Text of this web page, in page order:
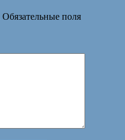
Обязательные поля